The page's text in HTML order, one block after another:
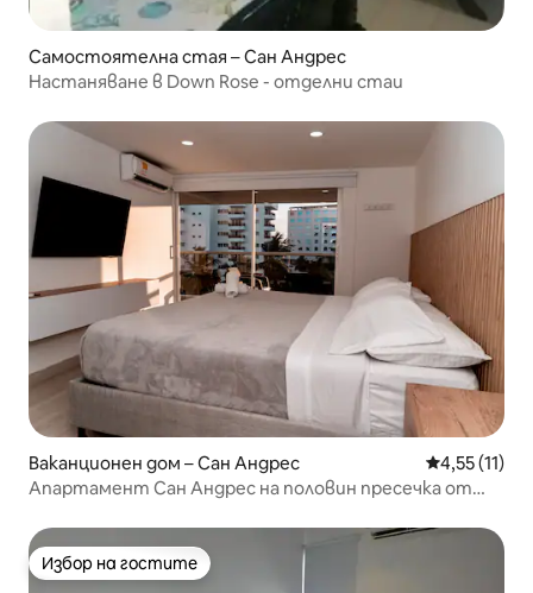
Самостоятелна стая – Сан Андрес
Настаняване в Down Rose - отделни стаи
Ваканционен дом – Сан Андрес Средна
4,55 (11)
Апартамент Сан Андрес на половин пресечка от
Избор на гостите
Избор на гостите